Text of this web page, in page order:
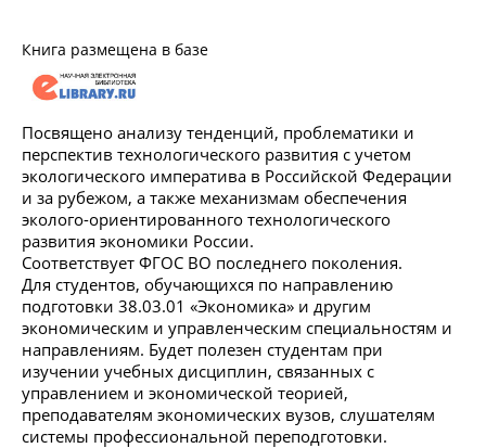
Книга размещена в базе
Посвящено анализу тенденций, проблематики и
перспектив технологического развития с учетом
экологического императива в Российской Федерации
и за рубежом, а также механизмам обеспечения
эколого-ориентированного технологического
развития экономики России.
Соответствует ФГОС ВО последнего поколения.
Для студентов, обучающихся по направлению
подготовки 38.03.01 «Экономика» и другим
экономическим и управленческим специальностям и
направлениям. Будет полезен студентам при
изучении учебных дисциплин, связанных с
управлением и экономической теорией,
преподавателям экономических вузов, слушателям
системы профессиональной переподготовки.